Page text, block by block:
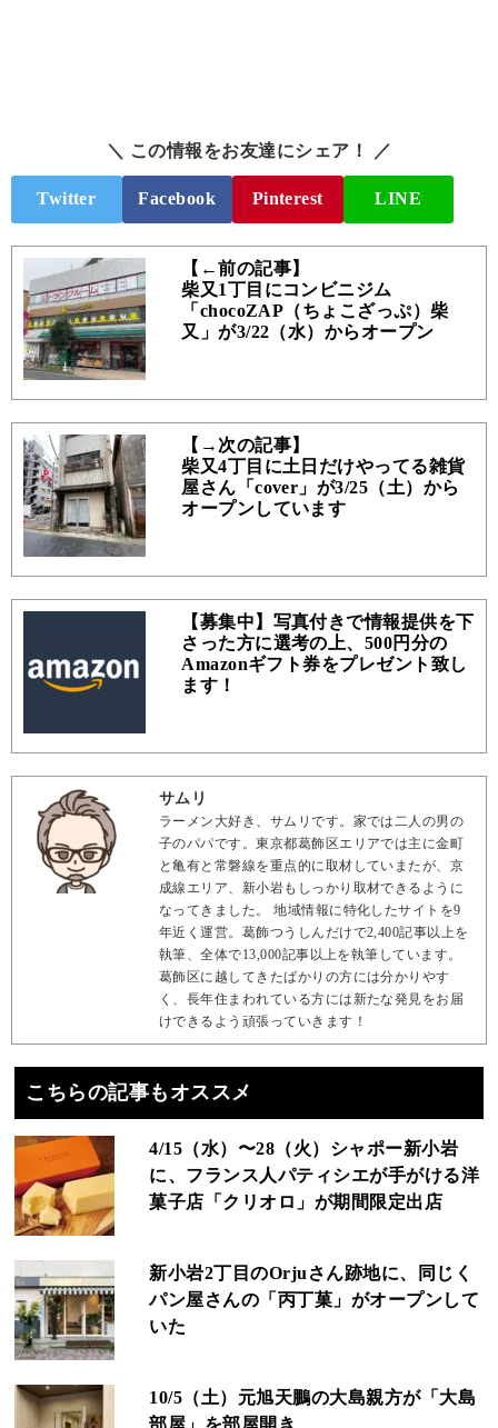
＼ この情報をお友達にシェア！ ／
Twitter Facebook Pinterest LINE
【←前の記事】
柴又1丁目にコンビニジム
「chocoZAP（ちょこざっぷ）柴
又」が3/22（水）からオープン
【→次の記事】
柴又4丁目に土日だけやってる雑貨
屋さん「cover」が3/25（土）から
オープンしています
【募集中】写真付きで情報提供を下
さった方に選考の上、500円分の
Amazonギフト券をプレゼント致し
ます！
サムリ
ラーメン大好き、サムリです。家では二人の男の
子のパパです。東京都葛飾区エリアでは主に金町
と亀有と常磐線を重点的に取材していまたが、京
成線エリア、新小岩もしっかり取材できるように
なってきました。 地域情報に特化したサイトを9
年近く運営。葛飾つうしんだけで2,400記事以上を
執筆、全体で13,000記事以上を執筆しています。
葛飾区に越してきたばかりの方には分かりやす
く、長年住まわれている方には新たな発見をお届
けできるよう頑張っていきます！
こちらの記事もオススメ
4/15（水）〜28（火）シャポー新小岩
に、フランス人パティシエが手がける洋
菓子店「クリオロ」が期間限定出店
新小岩2丁目のOrjuさん跡地に、同じく
パン屋さんの「丙丁菓」がオープンして
いた
10/5（土）元旭天鵬の大島親方が「大島
部屋」を部屋開き